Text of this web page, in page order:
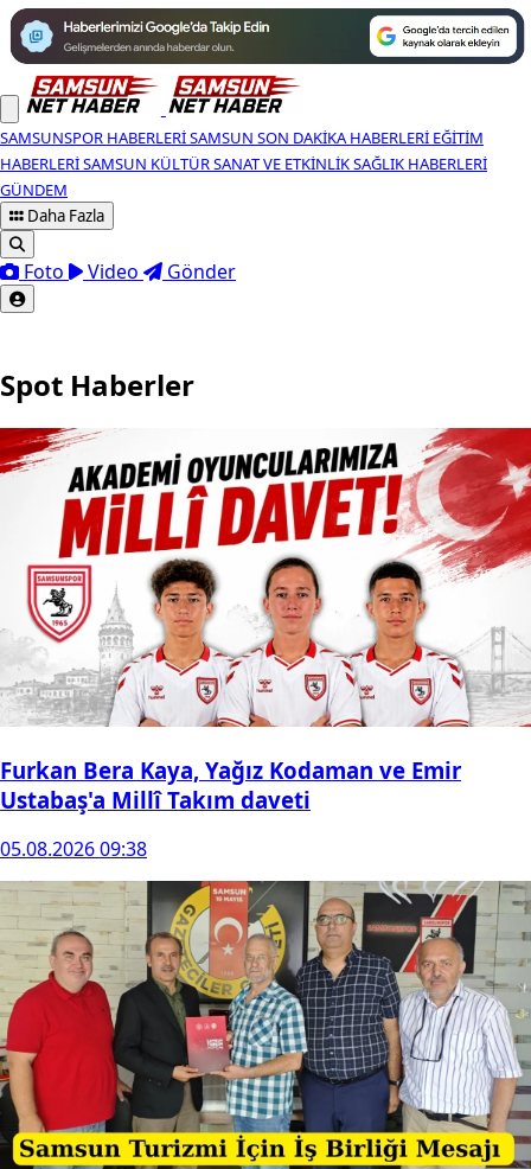
SAMSUNSPOR HABERLERISAMSUN SON DAKIKA HABERLERI EĞITIM
HABERLERISAMSUN KÜLTÜR SANAT VE ETKINLIKSAĞLIK HABERLERI
GÜNDEM
Daha Fazla
Foto Video Gönder
Spot Haberler
Furkan Bera Kaya, Yağız Kodaman ve Emir
Ustabaş'a Millî Takım daveti
05.08.2026 09:38